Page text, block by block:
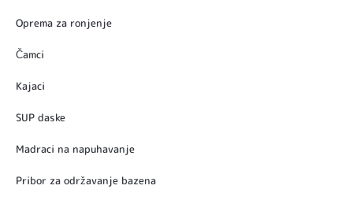
Oprema za ronjenje
Čamci
Kajaci
SUP daske
Madraci na napuhavanje
Pribor za održavanje bazena